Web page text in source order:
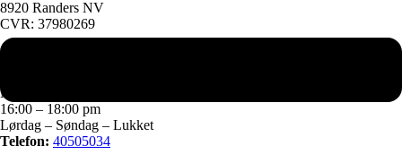
8920 Randers NV
CVR: 37980269
Kundeservice
Mandag – Torsdag
16:00 – 18:00 pm
Lørdag – Søndag – Lukket
Telefon: 40505034